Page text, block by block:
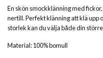
En skön smockklänning med
nertill. Perfekt klänning att klä upp
storlek kan du välja både din
Material: 100% bomull